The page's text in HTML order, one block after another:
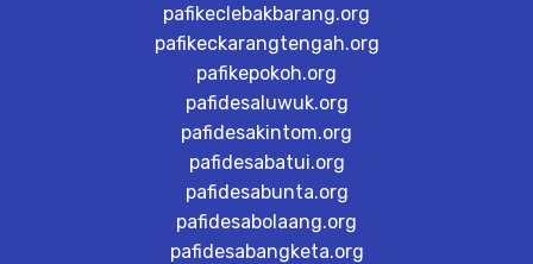
pafikeclebakbarang.org
pafikeckarangtengah.org
pafikepokoh.org
pafidesaluwuk.org
pafidesakintom.org
pafidesabatui.org
pafidesabunta.org
pafidesabolaang.org
pafidesabangketa.org